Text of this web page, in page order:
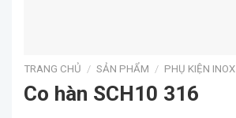
TRANG CHỦ / SẢN PHẨM / PHỤ KIỆN INOX
Co hàn SCH10 316